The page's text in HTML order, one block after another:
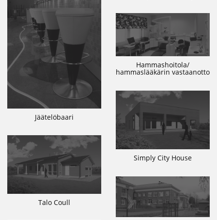
Jäätelöbaari
Hammashoitola/
hammaslääkärin vastaanotto
Simply City House
Talo Coull